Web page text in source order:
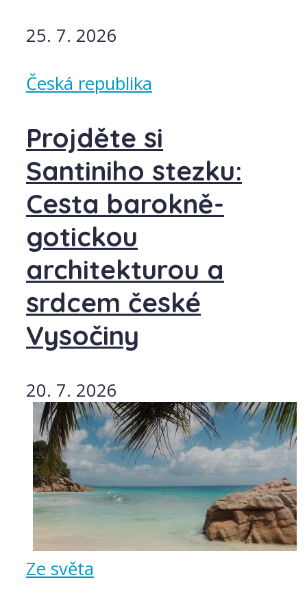
25. 7. 2026
Česká republika
Projděte si
Santiniho stezku:
Cesta barokně-
gotickou
architekturou a
srdcem české
Vysočiny
20. 7. 2026
Ze světa